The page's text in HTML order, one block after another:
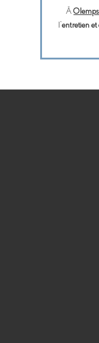
ÀOlemps
l’entretien et